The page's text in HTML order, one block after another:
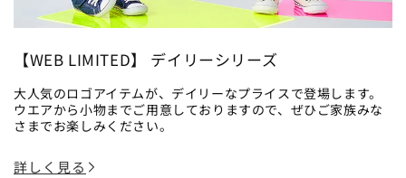
【WEB LIMITED】 デイリーシリーズ
大人気のロゴアイテムが、デイリーなプライスで登場します。
ウエアから小物までご用意しておりますので、ぜひご家族みな
さまでお楽しみください。
詳しく見る